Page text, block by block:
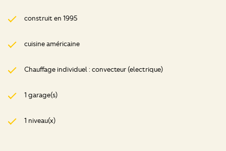
construit en 1995
cuisine américaine
Chauffage individuel : convecteur (electrique)
1 garage(s)
1 niveau(x)